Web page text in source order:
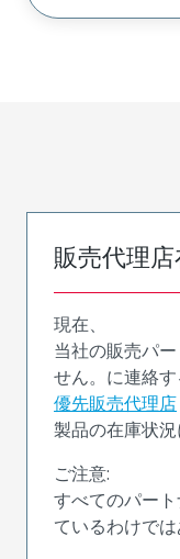
販売代理
現在、
当社の販売パ
せん。に連絡
優先販売代理店
製品の在庫状
ご注意:
すべてのパー
ているわけでは